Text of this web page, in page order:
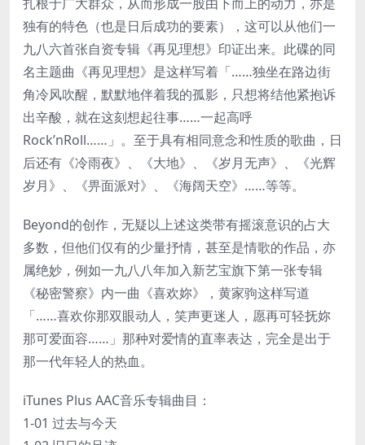
独有的特色（也是日后成功的要素），这可以从他们一
九八六首张自资专辑《再见理想》印证出来。此碟的同
名主题曲《再见理想》是这样写着「……独坐在路边街
角冷风吹醒，默默地伴着我的孤影，只想将结他紧抱诉
出辛酸，就在这刻想起往事……一起高呼
Rock’nRoll……」。至于具有相同意念和性质的歌曲，日
后还有《冷雨夜》、《大地》、《岁月无声》、《光辉
岁月》、《畀面派对》、《海阔天空》……等等。
Beyond的创作，无疑以上述这类带有摇滚意识的占大
多数，但他们仅有的少量抒情，甚至是情歌的作品，亦
属绝妙，例如一九八八年加入新艺宝旗下第一张专辑
《秘密警察》内一曲《喜欢妳》，黄家驹这样写道
「……喜欢你那双眼动人，笑声更迷人，愿再可轻抚妳
那可爱面容……」那种对爱情的直率表达，完全是出于
那一代年轻人的热血。
iTunes Plus AAC音乐专辑曲目：
1-01 过去与今天